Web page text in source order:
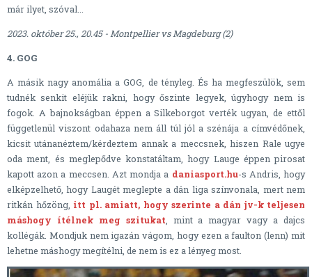
már ilyet, szóval...
2023. október 25., 20.45 - Montpellier vs Magdeburg (2)
4. GOG
A másik nagy anomália a GOG, de tényleg. És ha megfeszülök, sem
tudnék senkit eléjük rakni, hogy őszinte legyek, úgyhogy nem is
fogok. A bajnokságban éppen a Silkeborgot verték ugyan, de ettől
függetlenül viszont odahaza nem áll túl jól a szénája a címvédőnek,
kicsit utánanéztem/kérdeztem annak a meccsnek, hiszen Rale ugye
oda ment, és meglepődve konstatáltam, hogy Lauge éppen pirosat
kapott azon a meccsen. Azt mondja a daniasport.hu-s Andris, hogy
elképzelhető, hogy Laugét meglepte a dán liga színvonala, mert nem
ritkán hőzöng, itt pl. amiatt, hogy szerinte a dán jv-k teljesen
máshogy ítélnek meg szitukat , mint a magyar vagy a dajcs
kollégák. Mondjuk nem igazán vágom, hogy ezen a faulton (lenn) mit
lehetne máshogy megítélni, de nem is ez a lényeg most.